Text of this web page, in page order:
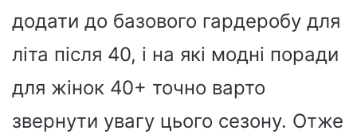
додати до базового гардеробу для
літа після 40, і на які модні поради
для жінок 40+ точно варто
звернути увагу цього сезону. Отже